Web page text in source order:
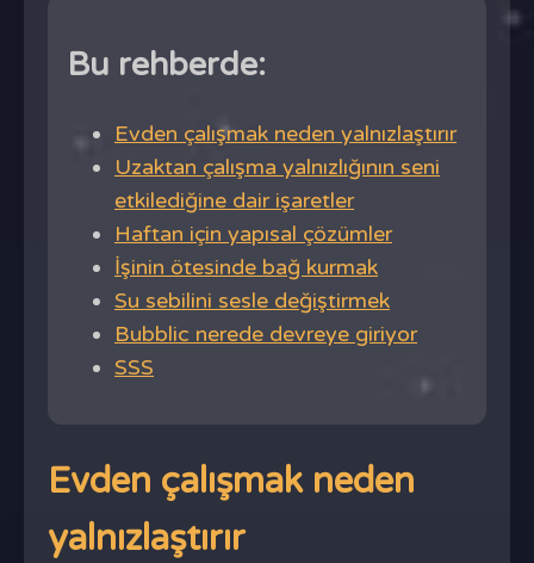
Bu rehberde:
Evden çalışmak neden yalnızlaştırır
Uzaktan çalışma yalnızlığının seni
etkilediğine dair işaretler
Haftan için yapısal çözümler
İşinin ötesinde bağ kurmak
Su sebilini sesle değiştirmek
Bubblic nerede devreye giriyor
SSS
Evden çalışmak neden
yalnızlaştırır